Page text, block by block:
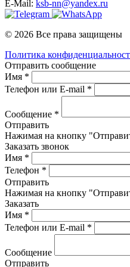
E-Mail: ksb-nn@yandex.ru
© 2026 Все права защищены
Политика
Отправить сообщение
Имя *
Телефон или E-mail *
Сообщение *
Отправить
Нажимая на кнопку
Заказать звонок
Имя *
Телефон *
Отправить
Нажимая на кнопку
Заказать
Имя *
Телефон или E-mail *
Сообщение
Отправить